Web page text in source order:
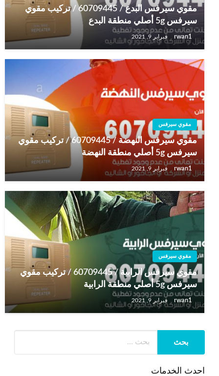
مقوي سيرفس البدع / 60709445 / تركيب مقوي
سيرفس 5g أصلي منطقة البدع
rwan1 فبراير 9, 2021
مقوي سيرفس
مقوي سيرفس النهضة / 60709445 / تركيب مقوي
سيرفس 5g أصلي منطقة النهضة
rwan1 فبراير 9, 2021
مقوي سيرفس
مقوي سيرفس الرابية / 60709445 / تركيب مقوي
سيرفس 5g أصلي منطقة الرابية
rwan1 فبراير 9, 2021
احدث الخدمات